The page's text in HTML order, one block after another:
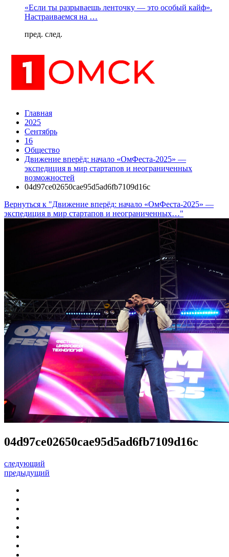
«Если ты разрываешь ленточку — это особый кайф».
Настраиваемся на …
пред. след.
Главная
2025
Сентябрь
16
Общество
Движение вперёд: начало «ОмФеста-2025» —
экспедиция в мир стартапов и неограниченных
возможностей
04d97ce02650cae95d5ad6fb7109d16c
Вернуться к "Движение вперёд: начало «ОмФеста-2025» —
экспедиция в мир стартапов и неограниченных…"
04d97ce02650cae95d5ad6fb7109d16c
следующий
предыдущий